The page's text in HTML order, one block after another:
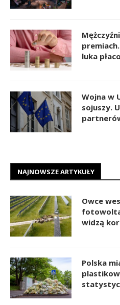
luka
Wojna w
sojuszy.
NAJNOWSZE ARTYKUŁY
Owce
widzą
Polska